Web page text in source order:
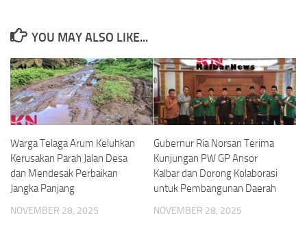
YOU MAY ALSO LIKE...
Warga Telaga Arum Keluhkan
Kerusakan Parah Jalan Desa
dan Mendesak Perbaikan
Jangka Panjang
NOVEMBER 28, 2025
Gubernur Ria Norsan Terima
Kunjungan PW GP Ansor
Kalbar dan Dorong Kolaborasi
untuk Pembangunan Daerah
NOVEMBER 28, 2025